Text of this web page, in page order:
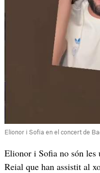
Elionor i Sofia en el concert de
Elionor i Sofia no són les
Reial que han assistit al